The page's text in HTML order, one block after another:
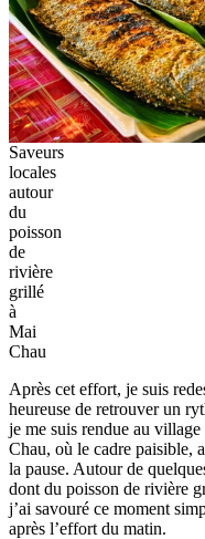
Saveurs
locales
autour
du
poisson
de
rivière
grillé
à
Mai
Chau
Après cet effort, je suis
heureuse de retrouver un
je me suis rendue au
Chau, où le cadre paisible,
la pause. Autour de
dont du poisson de rivière
j’ai savouré ce moment
après l’effort du matin.